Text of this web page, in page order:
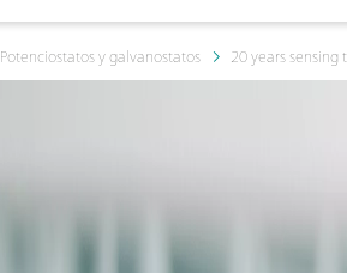
Potenciostatos y galvanostatos 20 years sensing